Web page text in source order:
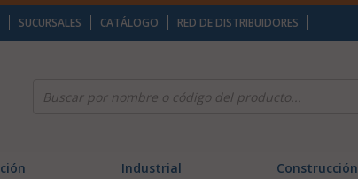
SUCURSALES CATÁLOGO RED DE DISTRIBUIDORES
Industrial Construcción